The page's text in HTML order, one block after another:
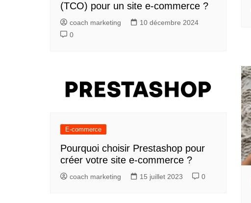
(TCO) pour un site e-commerce ?
coach marketing
10 décembre 2024
0
E-commerce
Pourquoi choisir Prestashop pour
créer votre site e-commerce ?
coach marketing 15 juillet 2023 0